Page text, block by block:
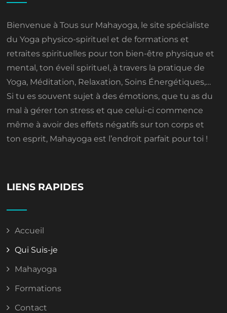
Bienvenue à Tous sur Mahayoga, le site spécialiste
du Yoga physico-spirituel et de formations et
retraites spirituelles pour ton bien-être physique et
mental, ton éveil spirituel, à travers la pratique de
Yoga, Méditation, Relaxation, Soins Énergétiques,…
Si tu es souvent sujet à des émotions, que tu as du
mal à gérer ton stress et que celui-ci commence
même à avoir des effets négatifs sur ton corps et
ton esprit, Mahayoga est l’endroit parfait pour toi !
LIENS RAPIDES
Accueil
Qui Suis-je
Mahayoga
Formations
Contact